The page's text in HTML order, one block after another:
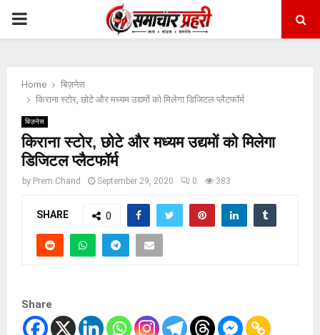
PRIMARY
Home
बिज़नेस
किराना स्टोर, छोटे और मध्यम उद्यमों को मिलेगा डिजिटल प्लैटफॉर्म
बिज़नेस
किराना स्टोर, छोटे और मध्यम उद्यमों को मिलेगा
डिजिटल प्लैटफॉर्म
by Prem Chand September 29, 2020 0 383
SHARE 0
Share